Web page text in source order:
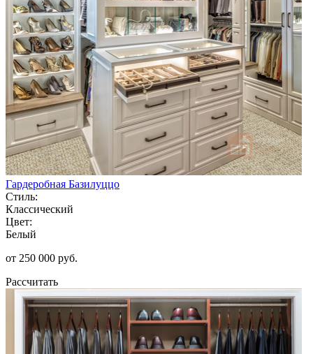
Гардеробная Базилуццо
Стиль:
Классический
Цвет:
Белый
от 250 000 руб.
Рассчитать